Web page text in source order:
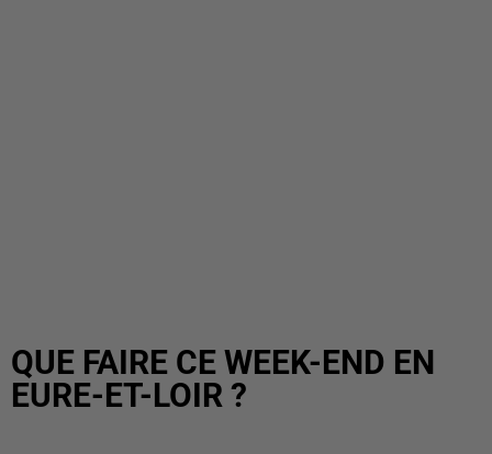
QUE FAIRE CE WEEK-END EN
EURE-ET-LOIR ?